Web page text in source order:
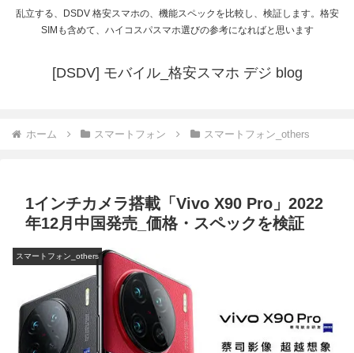
乱立する、DSDV 格安スマホの、機能スペックを比較し、検証します。格安
SIMも含めて、ハイコスパスマホ選びの参考になればと思います
[DSDV] モバイル_格安スマホ デジ blog
ホーム スマートフォン スマートフォン_others
1インチカメラ搭載「Vivo X90 Pro」2022
年12月中国発売_価格・スペックを検証
スマートフォン_others